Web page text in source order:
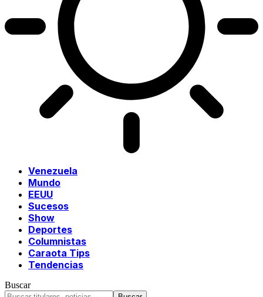
Venezuela
Mundo
EEUU
Sucesos
Show
Deportes
Columnistas
Caraota Tips
Tendencias
Buscar